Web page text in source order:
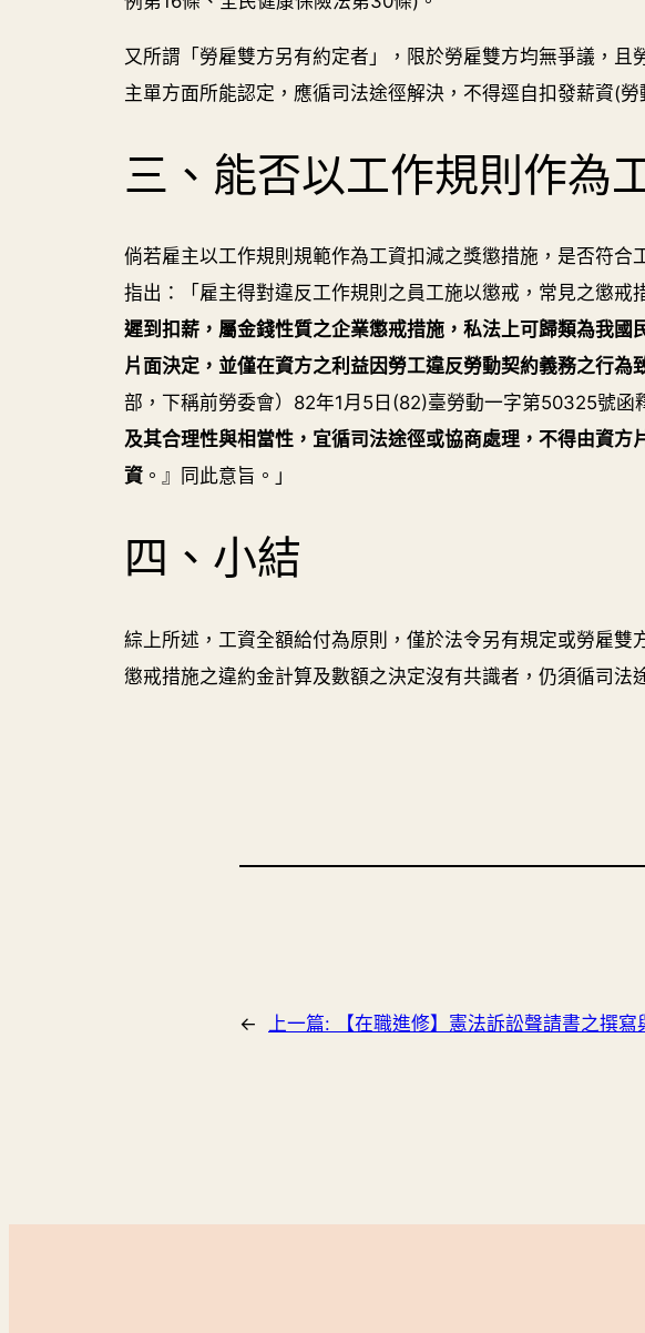
又所謂「勞雇雙方另有約定者」，限於勞雇雙方均無爭議，
主單方面所能認定，應循司法途徑解決，不得逕自扣發薪資(
三、能否以工作規則作為
倘若雇主以工作規則規範作為工資扣減之獎懲措施，是否符
指出：「雇主得對違反工作規則之員工施以懲戒，常見之懲
遲到扣薪，屬金錢性質之企業懲戒措施，私法上可歸類為我
片面決定，並僅在資方之利益因勞工違反勞動契約義務之行為
部，下稱前勞委會）82年1月5日(82)臺勞動一字第50325號
及其合理性與相當性，宜循司法途徑或協商處理，不得由資
資 。』同此意旨。」
四、小結
綜上所述，工資全額給付為原則，僅於法令另有規定或勞雇
懲戒措施之違約金計算及數額之決定沒有共識者，仍須循司法
← 上一篇: 【在職進修】憲法訴訟聲請書之撰